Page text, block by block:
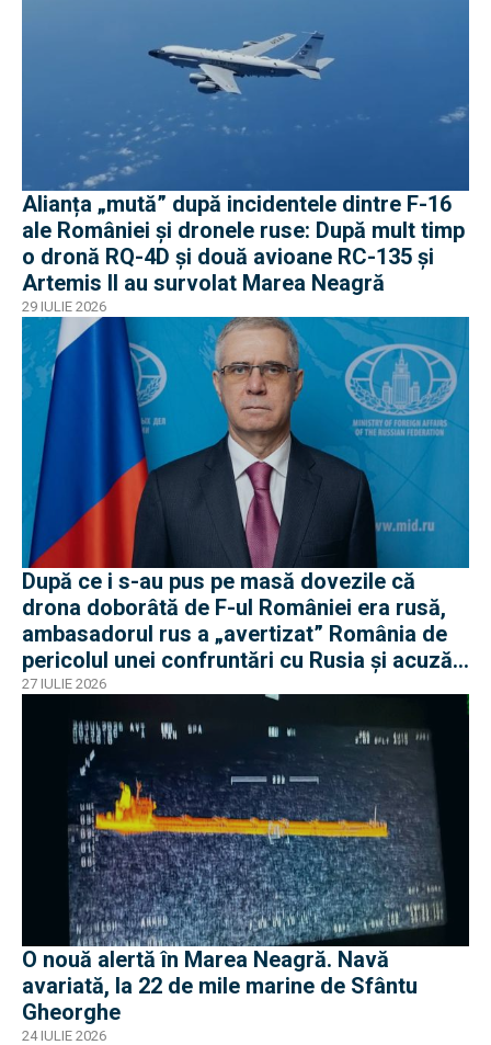
Alianța „mută” după incidentele dintre F-16
ale României și dronele ruse: După mult timp
o dronă RQ-4D și două avioane RC-135 și
Artemis II au survolat Marea Neagră
29 IULIE 2026
După ce i s-au pus pe masă dovezile că
drona doborâtă de F-ul României era rusă,
ambasadorul rus a „avertizat” România de
pericolul unei confruntări cu Rusia și acuză
o „înscenare propagandistă”
27 IULIE 2026
O nouă alertă în Marea Neagră. Navă
avariată, la 22 de mile marine de Sfântu
Gheorghe
24 IULIE 2026